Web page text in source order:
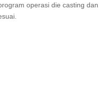
operasi die casting dan